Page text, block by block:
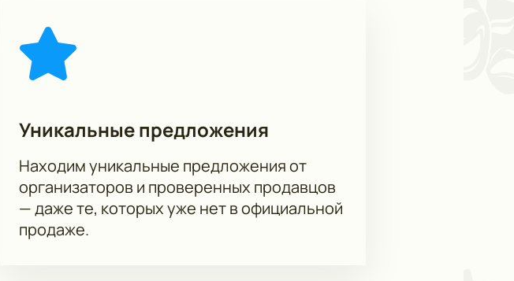
Уникальные предложения
Находим уникальные предложения от
организаторов и проверенных продавцов
— даже те, которых уже нет в официальной
продаже.